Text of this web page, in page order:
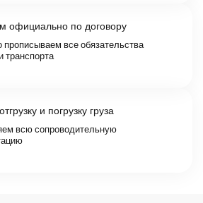
официально по договору
прописываем все обязательства
транспорта
и погрузку груза
всю сопроводительную